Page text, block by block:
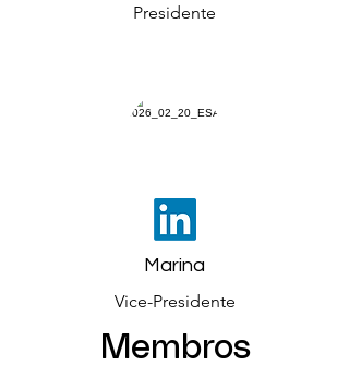
Presidente
Marina
Vice-Presidente
Membros